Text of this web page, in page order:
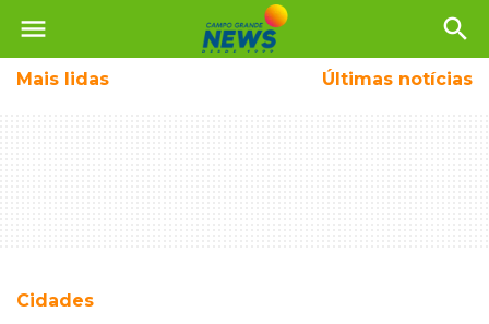
menu search
Mais lidas Últimas notícias
Cidades